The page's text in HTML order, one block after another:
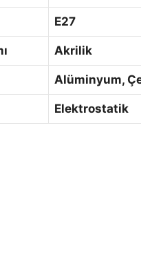
E27
Akrilik
Alüminyum,
Elektrostatik